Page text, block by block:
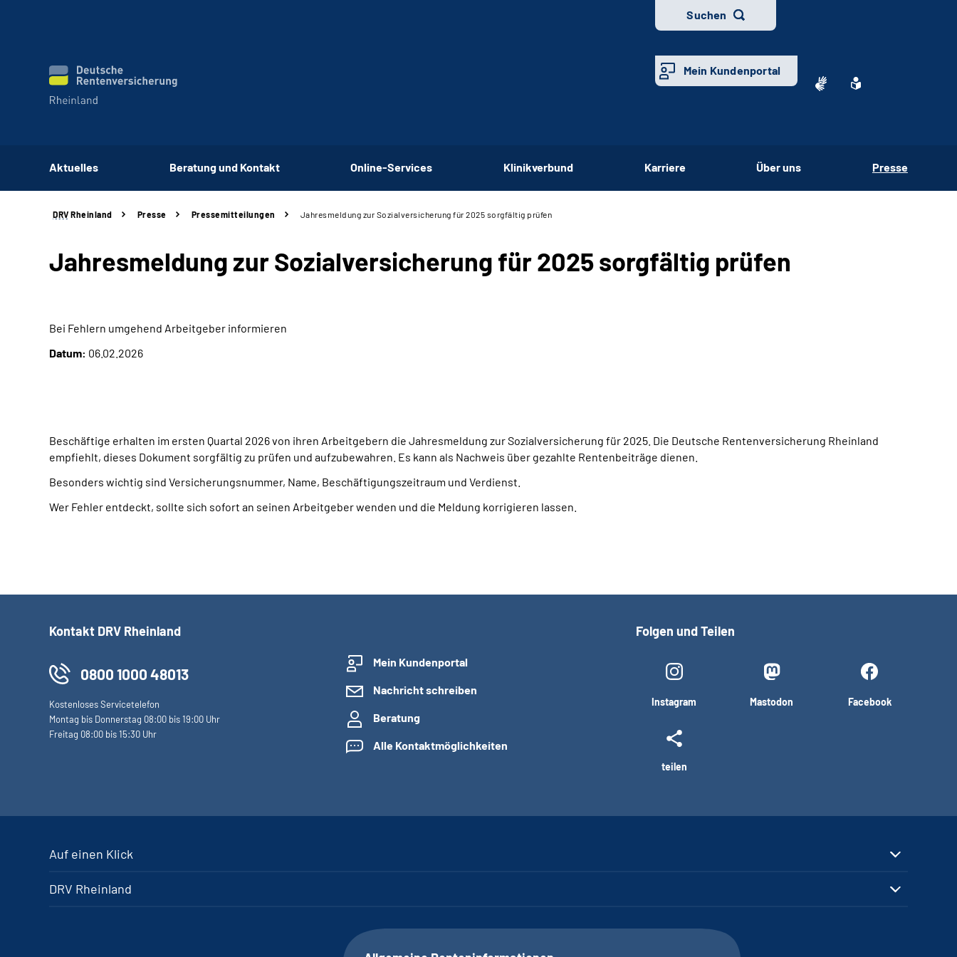
Suchen
Mein Kundenportal
Aktuelles Beratung und Kontakt Online-Services Klinikverbund Karriere Über uns Presse
DRV Rheinland Presse Pressemitteilungen Jahresmeldung zur Sozialversicherung für 2025 sorgfältig prüfen
Jahresmeldung zur Sozialversicherung für 2025 sorgfältig prüfen
Bei Fehlern umgehend Arbeitgeber informieren
Datum: 06.02.2026
Beschäftige erhalten im ersten Quartal 2026 von ihren Arbeitgebern die Jahresmeldung zur Sozialversicherung für 2025. Die Deutsche Rentenversicherung Rheinland
empfiehlt, dieses Dokument sorgfältig zu prüfen und aufzubewahren. Es kann als Nachweis über gezahlte Rentenbeiträge dienen.
Besonders wichtig sind Versicherungsnummer, Name, Beschäftigungszeitraum und Verdienst.
Wer Fehler entdeckt, sollte sich sofort an seinen Arbeitgeber wenden und die Meldung korrigieren lassen.
Kontakt DRV Rheinland
0800 1000 48013
Kostenloses Servicetelefon
Montag bis Donnerstag 08:00 bis 19:00 Uhr
Freitag 08:00 bis 15:30 Uhr
Mein Kundenportal
Nachricht schreiben
Beratung
Alle Kontaktmöglichkeiten
Folgen und Teilen
Instagram Mastodon Facebook
teilen
Auf einen Klick
DRV Rheinland